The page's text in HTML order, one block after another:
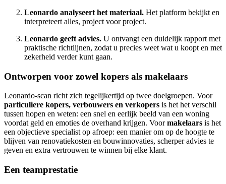
Leonardo analyseert het materiaal. Het platform bekijkt en
interpreteert alles, project voor project.
Leonardo geeft advies. U ontvangt een duidelijk rapport met
praktische richtlijnen, zodat u precies weet wat u koopt en met
zekerheid verder kunt gaan.
Ontworpen voor zowel kopers als makelaars
Leonardo-scan richt zich tegelijkertijd op twee doelgroepen. Voor
particuliere kopers, verbouwers en verkopers is het het verschil
tussen hopen en weten: een snel en eerlijk beeld van een woning
voordat geld en emoties de overhand krijgen. Voormakelaars is het
een objectieve specialist op afroep: een manier om op de hoogte te
blijven van renovatiekosten en bouwinnovaties, scherper advies te
geven en extra vertrouwen te winnen bij elke klant.
Een teamprestatie